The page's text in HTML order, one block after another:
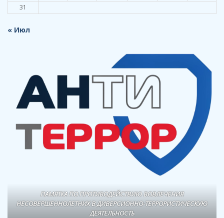
31
« Июл
ПАМЯТКА ПО ПРОТИВОДЕЙСТВИЮ ВОВЛЕЧЕНИЯ
НЕСОВЕРШЕННОЛЕТНИХ В ДИВЕРСИОННО-ТЕРРОРИСТИЧЕСКУЮ
ДЕЯТЕЛЬНОСТЬ